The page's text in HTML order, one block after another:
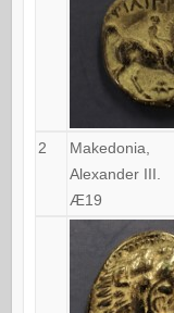
2
Makedonia,
Alexander III.
Æ19